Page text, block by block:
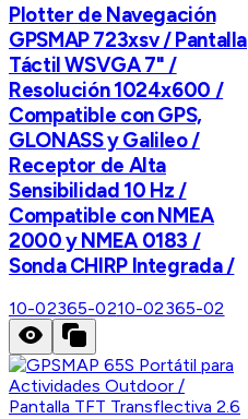
Plotter de Navegación
GPSMAP 723xsv / Pantalla
Táctil WSVGA 7" /
Resolución 1024x600 /
Compatible con GPS,
GLONASS y Galileo /
Receptor de Alta
Sensibilidad 10 Hz /
Compatible con NMEA
2000 y NMEA 0183 /
Sonda CHIRP Integrada /
10-02365-0210-02365-02